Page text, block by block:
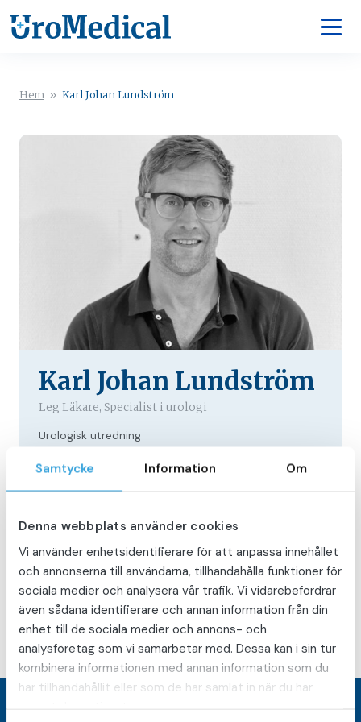
Samtycke Information Om
Denna webbplats använder cookies
Vi använder enhetsidentifierare för att anpassa innehållet
och annonserna till användarna, tillhandahålla funktioner för
sociala medier och analysera vår trafik. Vi vidarebefordrar
även sådana identifierare och annan information från din
enhet till de sociala medier och annons- och
analysföretag som vi samarbetar med. Dessa kan i sin tur
kombinera informationen med annan information som du
har tillhandahållit eller som de har samlat in när du har
Hem » Karl Johan Lundström
Karl Johan Lundström
Leg Läkare, Specialist i urologi
Urologisk utredning
UroMedical Borlänge
DELA: DELA PÅ FACEBOOK
DELA PÅ TWITTER
DELA PÅ LINKEDIN